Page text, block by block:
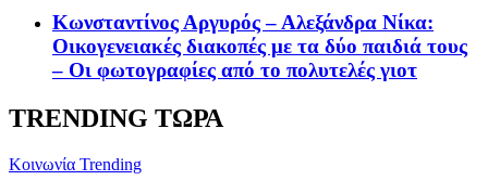
Κωνσταντίνος Αργυρός – Αλεξάνδρα Νίκα:
Οικογενειακές διακοπές με τα δύο παιδιά τους
– Οι φωτογραφίες από το πολυτελές γιοτ
TRENDING ΤΩΡΑ
Κοινωνία Trending